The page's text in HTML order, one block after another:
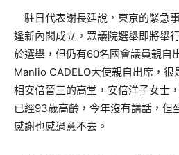
駐日代表謝長廷說，東京的緊急
逢新內閣成立，眾議院選舉即將舉
於選舉，但仍有60名國會議員親自
Manlio CADELO大使親自出席，很
相安倍晉三的高堂，安倍洋子女士
已經93歲高齡，今年沒有講話，但
感謝也感過意不去。